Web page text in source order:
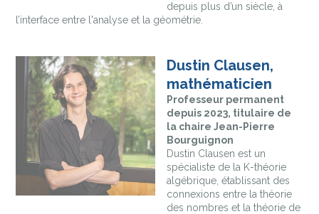
depuis plus d’un siècle, à
l’interface entre l'analyse et la géométrie.
Dustin Clausen,
mathématicien
Professeur permanent
depuis 2023, titulaire de
la chaire Jean-Pierre
Bourguignon
Dustin Clausen est un
spécialiste de la K-théorie
algébrique, établissant des
connexions entre la théorie
des nombres et la théorie de